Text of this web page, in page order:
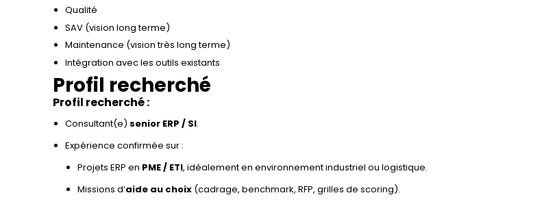
Qualité
SAV (vision long terme)
Maintenance (vision très long terme)
Intégration avec les outils existants
Profil recherché
Profil recherché :
Consultant(e) senior ERP / SI.
Expérience confirmée sur :
Projets ERP en PME / ETI, idéalement en environnement industriel ou logistique.
Missions d’aide au choix (cadrage, benchmark, RFP, grilles de scoring).